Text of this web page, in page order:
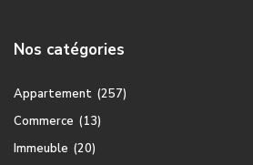
Nos catégories
Appartement (257)
Commerce (13)
Immeuble (20)